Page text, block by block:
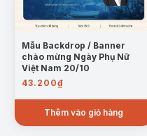
Mẫu Backdrop / Banner
chào mừng Ngày Phụ Nữ
Việt Nam 20/10
43.200₫
Thêm vào giỏ hàng